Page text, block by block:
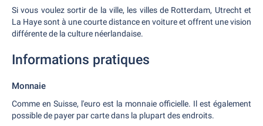
Si vous voulez sortir de la ville, les villes de Rotterdam, Utrecht et
La Haye sont à une courte distance en voiture et offrent une vision
différente de la culture néerlandaise.
Informations pratiques
Monnaie
Comme en Suisse, l'euro est la monnaie officielle. Il est également
possible de payer par carte dans la plupart des endroits.